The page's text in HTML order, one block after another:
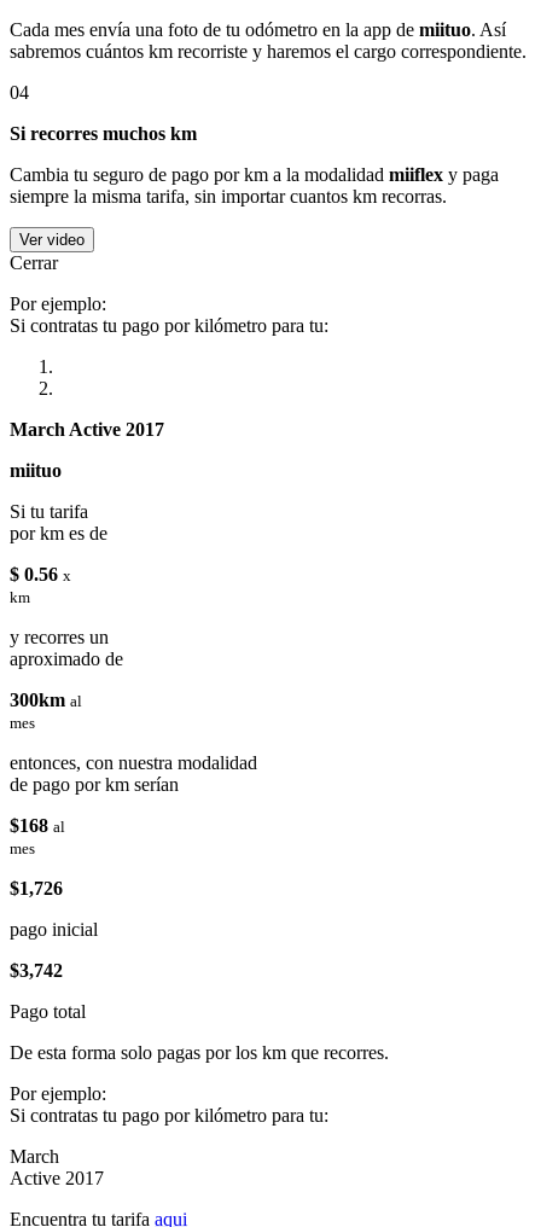
Cada mes envía una foto de tu odómetro en la app de miituo. Así
sabremos cuántos km recorriste y haremos el cargo correspondiente.
04
Si recorres muchos km
Cambia tu seguro de pago por km a la modalidad miiflex y paga
siempre la misma tarifa, sin importar cuantos km recorras.
Ver video
Cerrar
Por ejemplo:
Si contratas tu pago por kilómetro para tu:
March Active 2017
miituo
Si tu tarifa
por km es de
$ 0.56 x
km
y recorres un
aproximado de
300km al
mes
entonces, con nuestra modalidad
de pago por km serían
$168 al
mes
$1,726
pago inicial
$3,742
Pago total
De esta forma solo pagas por los km que recorres.
Por ejemplo:
Si contratas tu pago por kilómetro para tu:
March
Active 2017
Encuentra tu tarifa aqui